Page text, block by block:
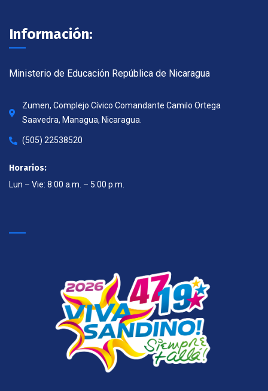
Información:
Ministerio de Educación República de Nicaragua
Zumen, Complejo Cívico Comandante Camilo Ortega
Saavedra, Managua, Nicaragua.
(505) 22538520
Horarios:
Lun – Vie: 8:00 a.m. – 5:00 p.m.